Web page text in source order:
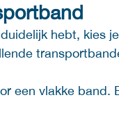
hebt, kies
een vlakke